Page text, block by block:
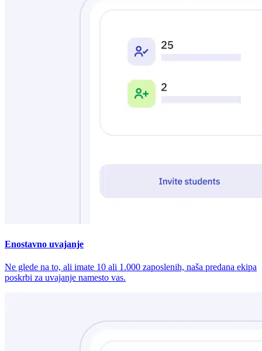
Enostavno uvajanje
Ne glede na to, ali imate 10 ali 1.000 zaposlenih, naša predana ekipa
poskrbi za uvajanje namesto vas.